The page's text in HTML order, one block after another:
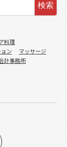
検索
料理
ン
マッサージ
計事務所